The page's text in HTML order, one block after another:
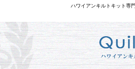
ハワイアンキルトキット専